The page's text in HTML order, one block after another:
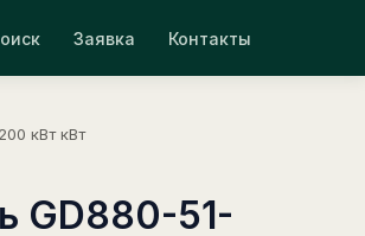
Заявка Контакты
кВт кВт
GD880-51-